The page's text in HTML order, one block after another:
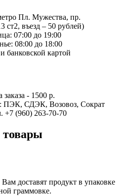
Пл. Мужества, пр.
ст2, въезд – 50 рублей)
07:00 до 19:00
08:00 до 18:00
банковской картой
- 1500 р.
ПЭК, СДЭК, Возовоз, Сократ
+7 (960) 263-70-70
доставят продукт в упаковке
граммовке.